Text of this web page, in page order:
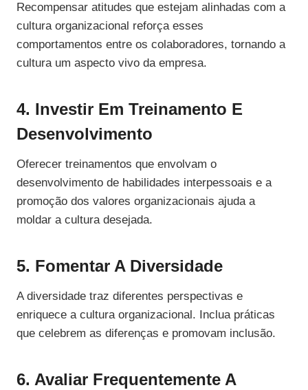
Recompensar atitudes que estejam alinhadas com a
cultura organizacional reforça esses
comportamentos entre os colaboradores, tornando a
cultura um aspecto vivo da empresa.
4. Investir Em Treinamento E
Desenvolvimento
Oferecer treinamentos que envolvam o
desenvolvimento de habilidades interpessoais e a
promoção dos valores organizacionais ajuda a
moldar a cultura desejada.
5. Fomentar A Diversidade
A diversidade traz diferentes perspectivas e
enriquece a cultura organizacional. Inclua práticas
que celebrem as diferenças e promovam inclusão.
6. Avaliar Frequentemente A